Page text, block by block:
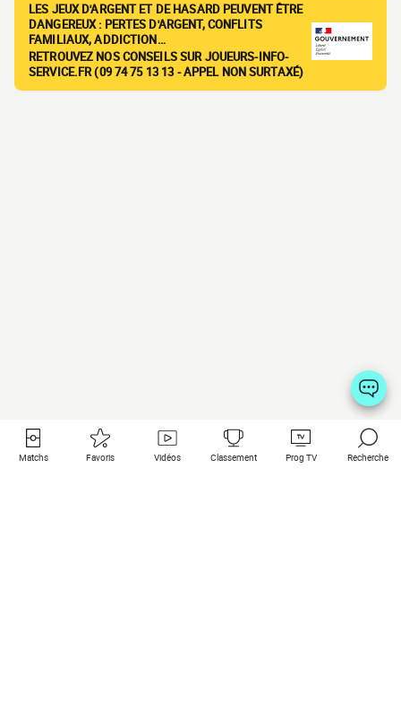
LES JEUX D'ARGENT ET DE HASARD PEUVENT ÊTRE
DANGEREUX : PERTES D'ARGENT, CONFLITS
FAMILIAUX, ADDICTION…
RETROUVEZ NOS CONSEILS SUR JOUEURS-INFO-
SERVICE.FR (09 74 75 13 13 - APPEL NON SURTAXÉ)
Matchs Favoris Vidéos Classement Prog TV Recherche